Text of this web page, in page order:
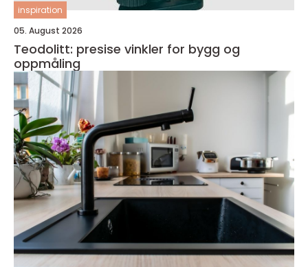
inspiration
05. August 2026
Teodolitt: presise vinkler for bygg og
oppmåling